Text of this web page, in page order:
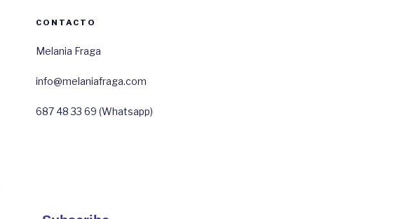
CONTACTO
Melania Fraga
info@melaniafraga.com
687 48 33 69 (Whatsapp)